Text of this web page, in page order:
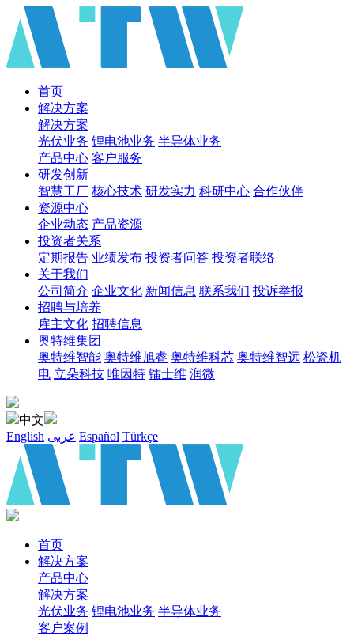
首页
解决方案
解决方案
光伏业务 锂电池业务 半导体业务
产品中心 客户服务
研发创新
智慧工厂 核心技术 研发实力 科研中心 合作伙伴
资源中心
企业动态 产品资源
投资者关系
定期报告 业绩发布 投资者问答 投资者联络
关于我们
公司简介 企业文化 新闻信息 联系我们 投诉举报
招聘与培养
雇主文化 招聘信息
奥特维集团
奥特维智能 奥特维旭睿 奥特维科芯 奥特维智远 松瓷机
电 立朵科技 唯因特 镭士维 润微
中文
English عربى Español Türkçe
首页
解决方案
产品中心
解决方案
光伏业务 锂电池业务 半导体业务
客户案例